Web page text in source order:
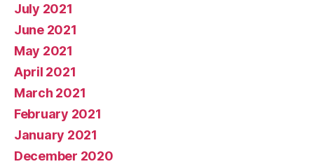
July 2021
June 2021
May 2021
April 2021
March 2021
February 2021
January 2021
December 2020